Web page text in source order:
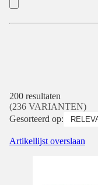
200 resultaten
(236 VARIANTEN)
Gesorteerd op:
Artikellijst overslaan